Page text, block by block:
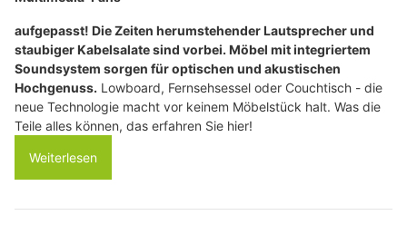
aufgepasst! Die Zeiten herumstehender Lautsprecher und
staubiger Kabelsalate sind vorbei. Möbel mit integriertem
Soundsystem sorgen für optischen und akustischen
Hochgenuss. Lowboard, Fernsehsessel oder Couchtisch - die
neue Technologie macht vor keinem Möbelstück halt. Was die
Teile alles können, das erfahren Sie hier!
Weiterlesen